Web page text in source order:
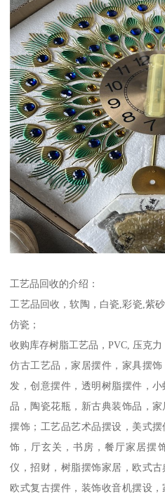
工艺品回收的介绍：
工艺品回收，软陶，白瓷,彩瓷,紫
仿瓷；
收购库存树脂工艺品，PVC, 压克
仿古工艺品，家居摆件，家具摆
发，创意摆件，透明树脂摆件，
品，陶瓷花瓶，新古典装饰品，
摆饰；工艺品艺术品摆设，美式
饰，厅玄关，书房，餐厅家居摆
仪，招财，树脂摆饰家居，欧式
欧式复古摆件，装饰收音机摆设